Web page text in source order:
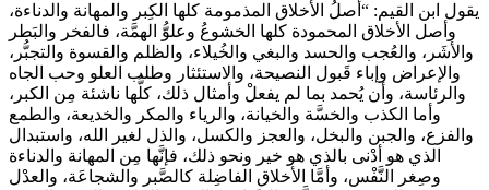
يقول ابن القيم: “أصلُ الأخلاق المذمومة كلها الكِبر والمهانة والدناءة،
وأصل الأخلاق المحمودة كلها الخشوعُ وعلوُّ الهمَّة، فالفخر والبَطر
والأشَر، والعُجب والحسد والبغي والخُيلاء، والظلم والقسوة والتجبُّر،
والإعراض وإباء قَبول النصيحة، والاستئثار وطلب العلو وحب الجاه
والرئاسة، وأن يُحمد بما لم يفعلْ وأمثال ذلك، كلُّها ناشئة مِن الكبر،
وأما الكذب والخسَّة والخيانة، والرياء والمكر والخديعة، والطمع
والفزع، والجبن والبخل، والعجز والكسل، والذل لغير الله، واستبدال
الذي هو أدْنى بالذي هو خير ونحو ذلك، فإنَّها مِن المهانة والدناءة
وصِغر النَّفْس، وأمَّا الأخلاق الفاضِلة كالصَّبر والشجاعَة، والعدْل